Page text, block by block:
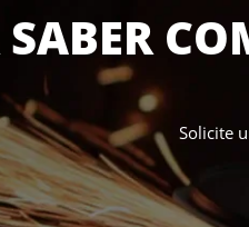
Solicite